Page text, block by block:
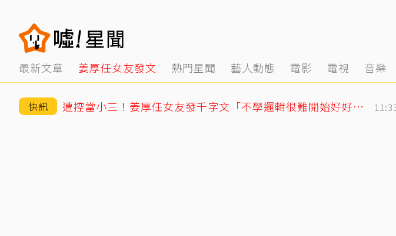
最新文章 姜厚任女友發文 熱門星聞 藝人動態 電影 電視 音樂
快訊 遭控當小三！姜厚任女友發千字文「不學邏輯很難開始好好活」